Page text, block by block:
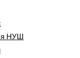
НУШ